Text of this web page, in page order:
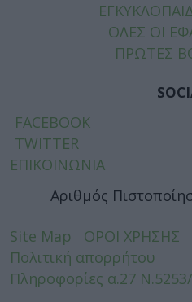
ΟΛΕΣ ΟΙ
ΠΡΩΤΕΣ
FACEBOOK
TWITTER
ΕΠΙΚΟΙΝΩΝΙΑ
Αριθμός
Site Map ΟΡΟΙ ΧΡΗΣΗΣ
Πολιτική απορρήτου
Πληροφορίες α.27